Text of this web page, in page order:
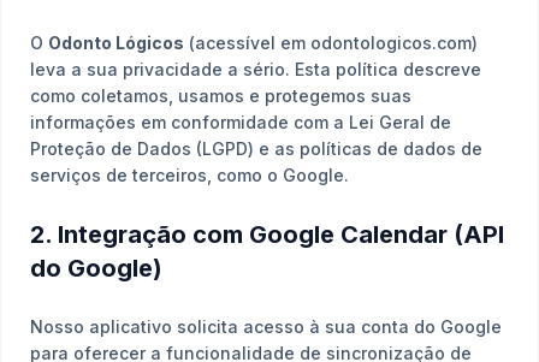
O Odonto Lógicos (acessível em odontologicos.com)
leva a sua privacidade a sério. Esta política descreve
como coletamos, usamos e protegemos suas
informações em conformidade com a Lei Geral de
Proteção de Dados (LGPD) e as políticas de dados de
serviços de terceiros, como o Google.
2. Integração com Google Calendar (API
do Google)
Nosso aplicativo solicita acesso à sua conta do Google
para oferecer a funcionalidade de sincronização de